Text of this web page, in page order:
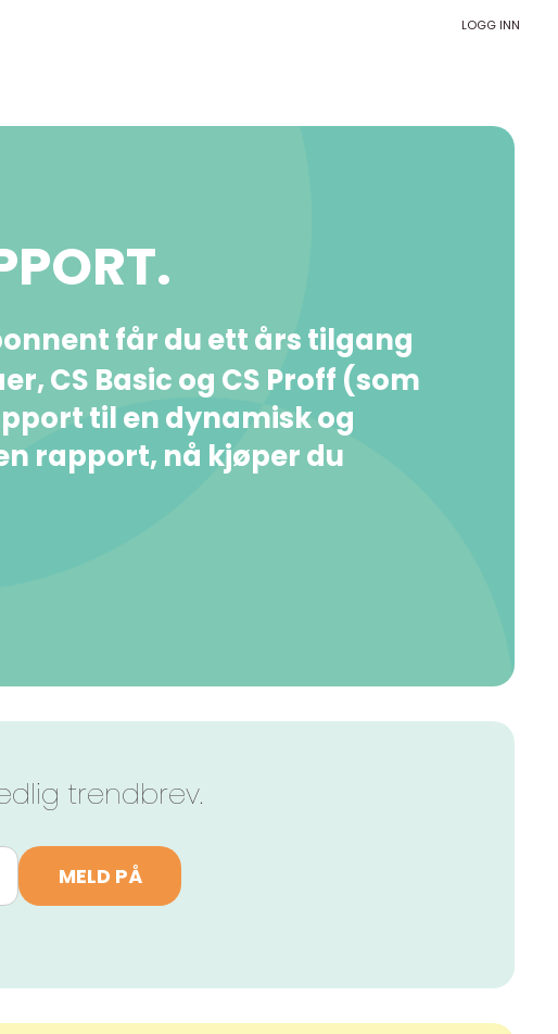
LOGG INN
får du ett års tilgang
CS Basic og CS Proff (som
til en dynamisk og
rapport, nå kjøper du
trendbrev.